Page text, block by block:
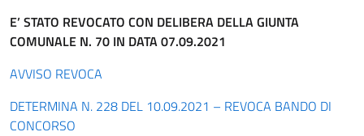
E’ STATO REVOCATO CON DELIBERA DELLA GIUNTA
COMUNALE N. 70 IN DATA 07.09.2021
AVVISO REVOCA
DETERMINA N. 228 DEL 10.09.2021 – REVOCA BANDO DI
CONCORSO